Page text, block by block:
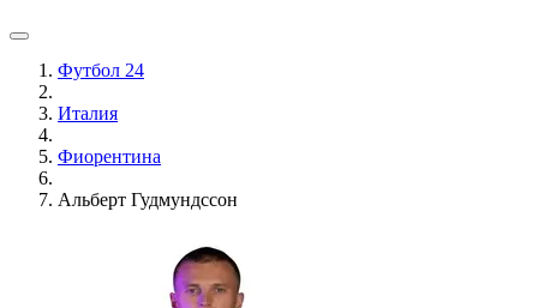
Футбол 24
Италия
Фиорентина
Альберт Гудмундссон